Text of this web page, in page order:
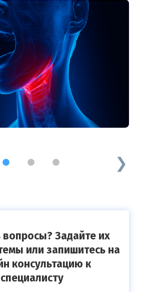
1 2 3
вопросы? Задайте их
или запишитесь на
консультацию к
специалисту